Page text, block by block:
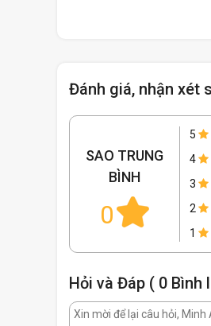
Đồ Họa Siêu Cấp:
khả năng rendering
Đánh giá, nhận xét
SAO TRUNG
BÌNH
0
5
4
3
2
1
Hỏi và Đáp ( 0 Bình